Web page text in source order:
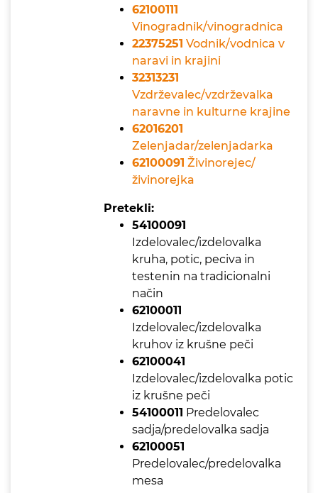
62100111
Vinogradnik/vinogradnica
22375251 Vodnik/vodnica v
naravi in krajini
32313231
Vzdrževalec/vzdrževalka
naravne in kulturne krajine
62016201
Zelenjadar/zelenjadarka
62100091 Živinorejec/
živinorejka
Pretekli:
54100091
Izdelovalec/izdelovalka
kruha, potic, peciva in
testenin na tradicionalni
način
62100011
Izdelovalec/izdelovalka
kruhov iz krušne peči
62100041
Izdelovalec/izdelovalka potic
iz krušne peči
54100011 Predelovalec
sadja/predelovalka sadja
62100051
Predelovalec/predelovalka
mesa